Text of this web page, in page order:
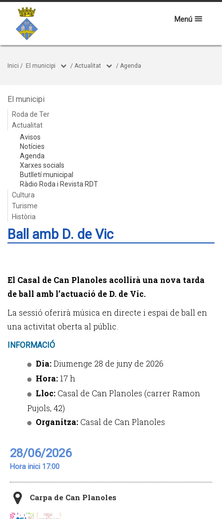
Menú
Inici / El municipi / Actualitat / Agenda
El municipi
Roda de Ter
Actualitat
Avisos
Notícies
Agenda
Xarxes socials
Butlletí municipal
Ràdio Roda i Revista RDT
Cultura
Turisme
Història
Ball amb D. de Vic
El Casal de Can Planoles acollirà una nova tarda
de ball amb l’actuació de D. de Vic.
La sessió oferirà música en directe i espai de ball en
una activitat oberta al públic.
INFORMACIÓ
Dia:Diumenge 28 de juny de 2026
Hora: 17 h
Lloc: Casal de Can Planoles (carrer Ramon
Pujols, 42)
Organitza: Casal de Can Planoles
28/06/2026
Hora inici 17:00
Carpa de Can Planoles